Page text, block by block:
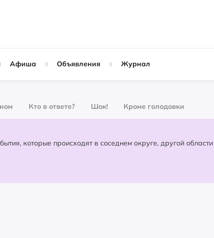
Афиша Объявления Журнал
Кто в ответе? Шок! Кроме голодовки
События, которые происходят в соседнем округе,